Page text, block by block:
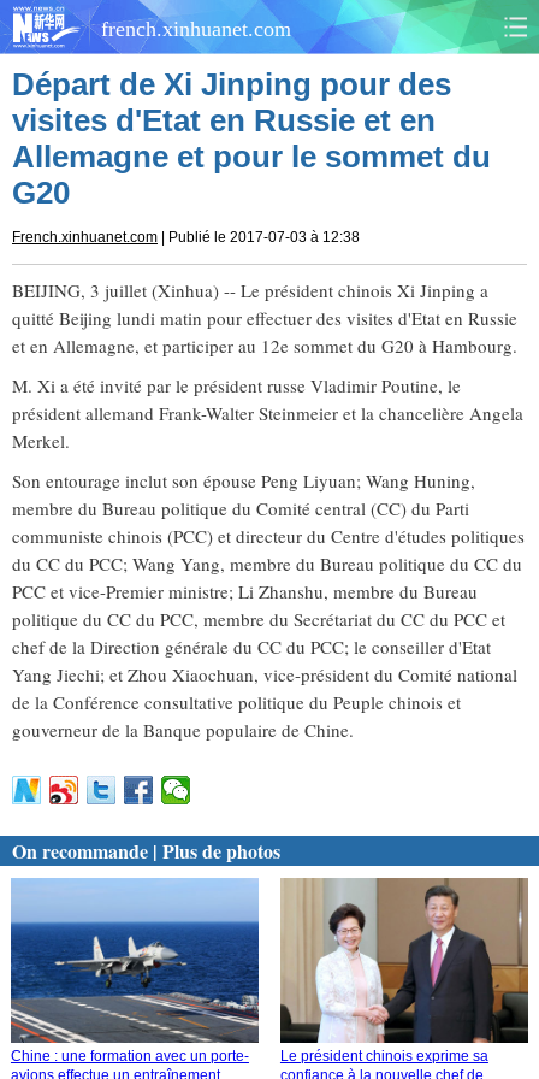
french.xinhuanet.com
CHINE MONDE
AFRIQUE ÉCONOMIE
SANTÉ SPORTS
SCI&TECH
TOURISME DOCUMENTS
VIDÉOS
Départ de Xi Jinping pour des
visites d'Etat en Russie et en
Allemagne et pour le sommet du
G20
French.xinhuanet.com | Publié le 2017-07-03 à 12:38
BEIJING, 3 juillet (Xinhua) -- Le président chinois Xi Jinping a
quitté Beijing lundi matin pour effectuer des visites d'Etat en Russie
et en Allemagne, et participer au 12e sommet du G20 à Hambourg.
M. Xi a été invité par le président russe Vladimir Poutine, le
président allemand Frank-Walter Steinmeier et la chancelière Angela
Merkel.
Son entourage inclut son épouse Peng Liyuan; Wang Huning,
membre du Bureau politique du Comité central (CC) du Parti
communiste chinois (PCC) et directeur du Centre d'études politiques
du CC du PCC; Wang Yang, membre du Bureau politique du CC du
PCC et vice-Premier ministre; Li Zhanshu, membre du Bureau
politique du CC du PCC, membre du Secrétariat du CC du PCC et
chef de la Direction générale du CC du PCC; le conseiller d'Etat
Yang Jiechi; et Zhou Xiaochuan, vice-président du Comité national
de la Conférence consultative politique du Peuple chinois et
gouverneur de la Banque populaire de Chine.
On recommande | Plus de photos
Chine : une formation avec un porte-
Le président chinois exprime sa